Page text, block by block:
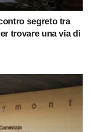
segreto tra
trovare una via di